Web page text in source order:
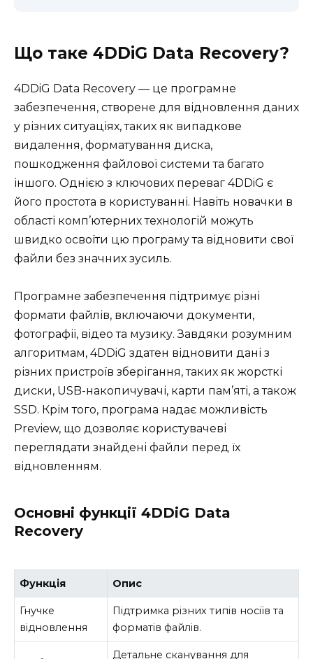
Що таке 4DDiG Data Recovery?
4DDiG Data Recovery — це програмне
забезпечення, створене для відновлення даних
у різних ситуаціях, таких як випадкове
видалення, форматування диска,
пошкодження файлової системи та багато
іншого. Однією з ключових переваг 4DDiG є
його простота в користуванні. Навіть новачки в
області комп’ютерних технологій можуть
швидко освоїти цю програму та відновити свої
файли без значних зусиль.
Програмне забезпечення підтримує різні
формати файлів, включаючи документи,
фотографії, відео та музику. Завдяки розумним
алгоритмам, 4DDiG здатен відновити дані з
різних пристроїв зберігання, таких як жорсткі
диски, USB-накопичувачі, карти пам’яті, а також
SSD. Крім того, програма надає можливість
Preview, що дозволяє користувачеві
переглядати знайдені файли перед їх
відновленням.
Основні функції 4DDiG Data
Recovery
Функція Опис
Гнучке
відновлення
Підтримка різних типів носіїв та
форматів файлів.
Детальне сканування для